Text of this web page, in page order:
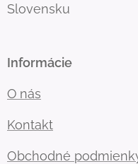
Slovensku
Informácie
O nás
Kontakt
Obchodné